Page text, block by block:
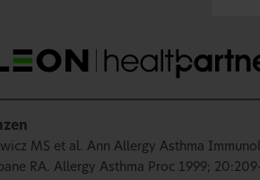
MS et al. Ann Allergy Asthma
RA. Allergy Asthma Proc 1999;